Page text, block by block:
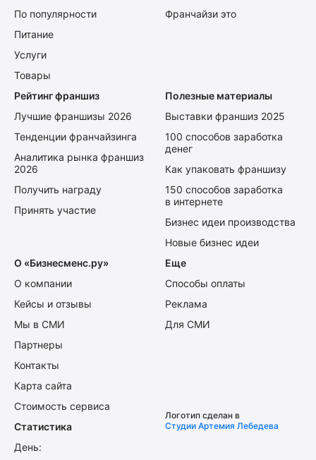
По популярности
Питание
Услуги
Товары
Франчайзи это
Рейтинг франшиз
Лучшие франшизы 2026
Тенденции франчайзинга
Аналитика рынка франшиз
2026
Получить награду
Принять участие
Полезные материалы
Выставки франшиз 2025
100 способов заработка
денег
Как упаковать франшизу
150 способов заработка
в интернете
Бизнес идеи производства
Новые бизнес идеи
О «Бизнесменс.ру»
О компании
Кейсы и отзывы
Мы в СМИ
Партнеры
Контакты
Карта сайта
Стоимость сервиса
Еще
Способы оплаты
Реклама
Для СМИ
Статистика
День:
Логотип сделан в
Студии Артемия Лебедева